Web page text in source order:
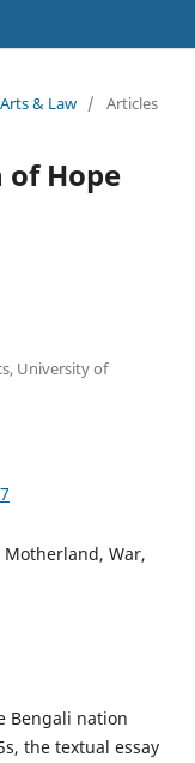
& Law / Articles
of Hope
University of
Motherland, War,
Bengali nation
the textual essay